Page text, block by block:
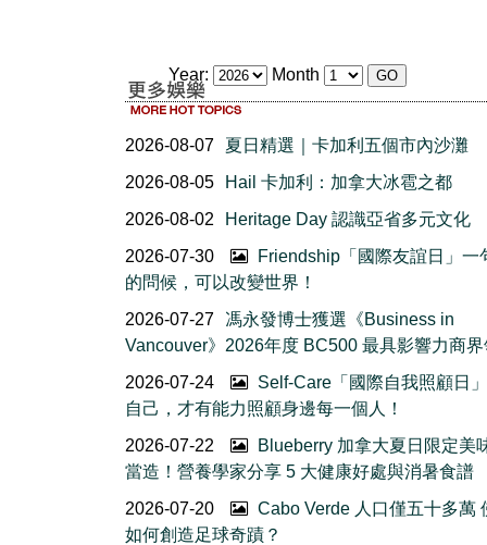
Year: Month
2026-08-07
夏日精選｜卡加利五個市內沙灘
2026-08-05
Hail 卡加利：加拿大冰雹之都
2026-08-02
Heritage Day 認識亞省多元文化
2026-07-30
Friendship「國際友誼日」一
的問候，可以改變世界！
2026-07-27
馮永發博士獲選《Business in
Vancouver》2026年度 BC500 最具影響力商
2026-07-24
Self-Care「國際自我照顧日
自己，才有能力照顧身邊每一個人！
2026-07-22
Blueberry 加拿大夏日限定美
當造！營養學家分享 5 大健康好處與消暑食譜
2026-07-20
Cabo Verde 人口僅五十多萬
如何創造足球奇蹟？